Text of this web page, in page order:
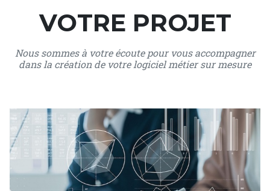
VOTRE PROJET
Nous sommes à votre écoute pour vous accompagner
dans la création de votre logiciel métier sur mesure